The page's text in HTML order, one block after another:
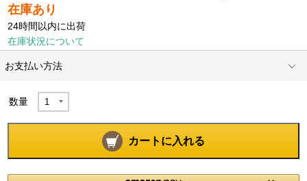
在庫あり
24時間以内に出荷
在庫状況について
お支払い方法
数量
カートに入れる